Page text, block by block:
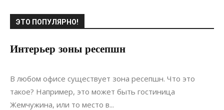
ЭТО ПОПУЛЯРНО!
Интерьер зоны ресепшн
21.04.2017
В любом офисе существует зона ресепшн. Что это
такое? Например, это может быть гостиница
Жемчужина, или то место в...